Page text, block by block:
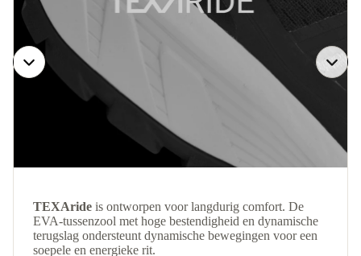
TEXAride is ontworpen voor langdurig comfort. De
EVA-tussenzool met hoge bestendigheid en dynamische
terugslag ondersteunt dynamische bewegingen voor een
soepele en energieke rit.